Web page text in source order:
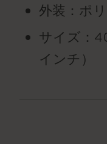
外装：ポ
サイズ：40
インチ）